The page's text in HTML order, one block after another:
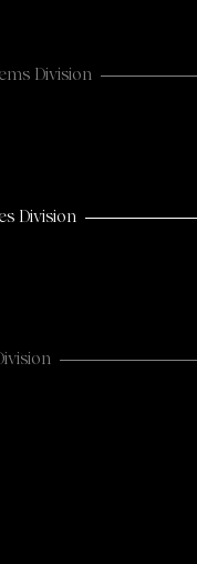
Division
Division